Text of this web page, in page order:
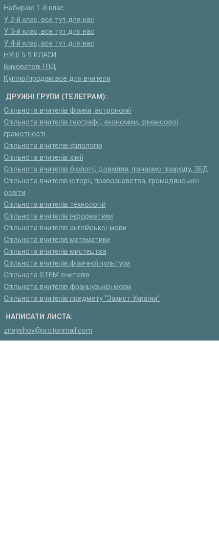
Набираю 1-й клас
У 2-й клас, все тут для нас
У 3-й клас, все тут для нас
У 4-й клас, все тут для нас
НУШ 5-9 КЛАСИ
Вихователі ГПД
Куплю/продам:все для вчителя
ДРУЖНІ ГРУПИ (ТЕЛЕГРАМ):
Спільнота вчителів фізики, астрономії
Спільнота вчителів географії, економіки, фінансової
грамотності
Спільнота вчителів-філологів
Спільнота вчителів хімії
Спільнота вчителів біології, довкілля, пізнаємо природу, ЗБД
Спільнота вчителів історії, правознавства, громадянської
освіти
Спільнота вчителів технологій
Спільнота вчителів інформатики
Спільнота вчителів англійської мови
Спільнота вчителів математики
Спільнота вчителів мистецтва
Спільнота вчителів фізичної культури
Спільнота STEM-вчителів
Спільнота вчителів французької мови
Спільнота вчителів предмету "Захист України"
НАПИСАТИ ЛИСТА:
znayshov@protonmail.com